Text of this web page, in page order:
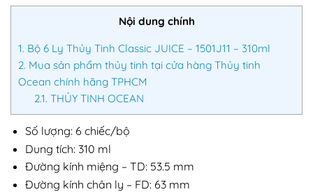
Nội dung chính
1. Bộ 6 Ly Thủy Tinh Classic JUICE – 1501J11 – 310ml
2. Mua sản phẩm thủy tinh tại cửa hàng Thủy tinh
Ocean chính hãng TPHCM
2.1. THỦY TINH OCEAN
Số lượng: 6 chiếc/bộ
Dung tích: 310 ml
Đường kính miệng – TD: 53.5 mm
Đường kính chân ly – FD: 63 mm